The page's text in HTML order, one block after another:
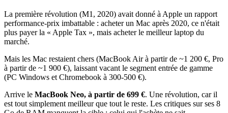
La première révolution (M1, 2020) avait donné à Apple un rapport
performance-prix imbattable : acheter un Mac après 2020, ce n'était
plus payer la « Apple Tax », mais acheter le meilleur laptop du
marché.
Mais les Mac restaient chers (MacBook Air à partir de ~1 200 €, Pro
à partir de ~1 900 €), laissant vacant le segment entrée de gamme
(PC Windows et Chromebook à 300-500 €).
Arrive le MacBook Neo, à partir de 699 €. Une révolution, car il
est tout simplement meilleur que tout le reste. Les critiques sur ses 8